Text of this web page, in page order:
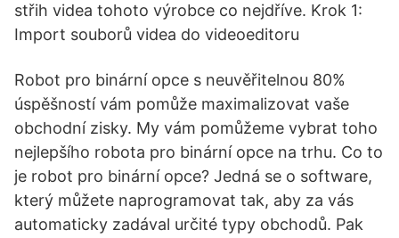
střih videa tohoto výrobce co nejdříve. Krok 1:
Import souborů videa do videoeditoru
Robot pro binární opce s neuvěřitelnou 80%
úspěšností vám pomůže maximalizovat vaše
obchodní zisky. My vám pomůžeme vybrat toho
nejlepšího robota pro binární opce na trhu. Co to
je robot pro binární opce? Jedná se o software,
který můžete naprogramovat tak, aby za vás
automaticky zadával určité typy obchodů. Pak